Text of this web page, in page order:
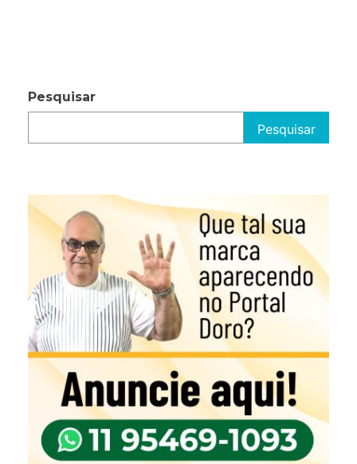
Pesquisar
Pesquisar